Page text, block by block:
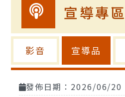
宣導專區
影音 宣導品
發佈日期：2026/06/20